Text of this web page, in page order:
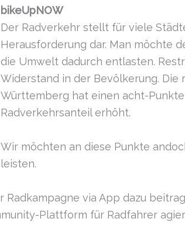
bikeUpNOW
Der Radverkehr stellt für viele
Herausforderung dar. Man möchte
die Umwelt dadurch entlasten.
Widerstand in der Bevölkerung. Die
Württemberg hat einen acht-
Radverkehrsanteil erhöht.
Wir möchten an diese Punkte
leisten.
via App dazu
Plattform für Radfahrer